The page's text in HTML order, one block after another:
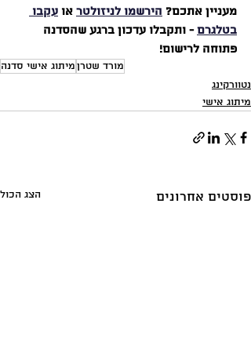
מעניין אתכם? הירשמו לניזולטר או עקבו
בטלגרם - ותקבלו עדכון ברגע שהסדנה
פתוחה לרישום!
מורד שטרןמיתוג אישי סדנה
נטוורקינג
מיתוג אישי
פוסטים אחרונים הצג הכול